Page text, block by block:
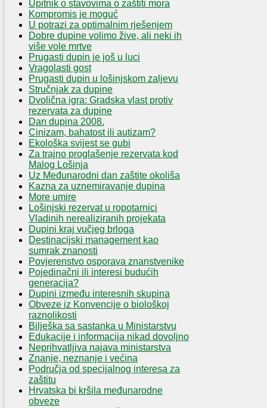
Upitnik o stavovima o zaštiti mora
Kompromis je moguć
U potrazi za optimalnim rješenjem
Dobre dupine volimo žive, ali neki ih
više vole mrtve
Prugasti dupin je još u luci
Vragolasti gost
Prugasti dupin u lošinjskom zaljevu
Stručnjak za dupine
Dvolična igra: Gradska vlast protiv
rezervata za dupine
Dan dupina 2008.
Cinizam, bahatost ili autizam?
Ekološka svijest se gubi
Za trajno proglašenje rezervata kod
Malog Lošinja
Uz Međunarodni dan zaštite okoliša
Kazna za uznemiravanje dupina
More umire
Lošinjski rezervat u ropotarnici
Vladinih nerealiziranih projekata
Dupini kraj vučjeg brloga
Destinacijski management kao
sumrak znanosti
Povjerenstvo osporava znanstvenike
Pojedinačni ili interesi budućih
generacija?
Dupini između interesnih skupina
Obveze iz Konvencije o biološkoj
raznolikosti
Bilješka sa sastanka u Ministarstvu
Edukacije i informacija nikad dovoljno
Neprihvatljiva najava ministarstva
Znanje, neznanje i većina
Područja od specijalnog interesa za
zaštitu
Hrvatska bi kršila međunarodne
obveze